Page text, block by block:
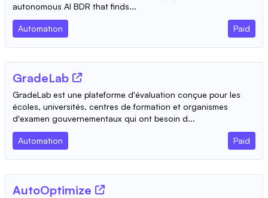
autonomous AI BDR that finds...
Automation Paid
GradeLab
GradeLab est une plateforme d'évaluation conçue pour les
écoles, universités, centres de formation et organismes
d'examen gouvernementaux qui ont besoin d...
Automation Paid
AutoOptimize